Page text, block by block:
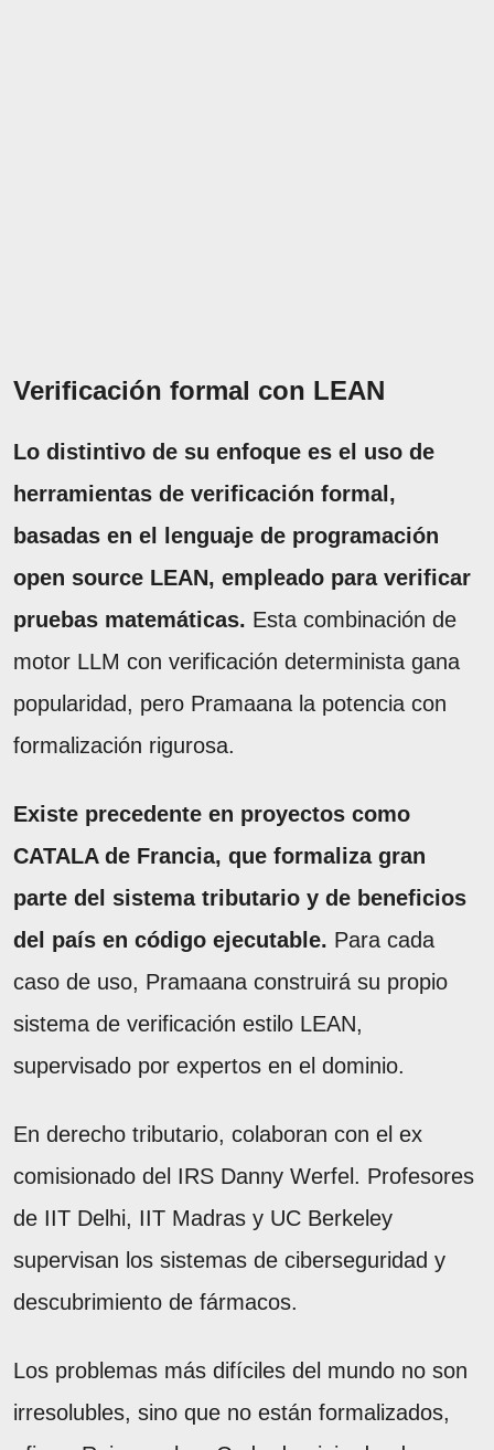
Verificación formal con LEAN
Lo distintivo de su enfoque es el uso de
herramientas de verificación formal,
basadas en el lenguaje de programación
open source LEAN, empleado para verificar
pruebas matemáticas. Esta combinación de
motor LLM con verificación determinista gana
popularidad, pero Pramaana la potencia con
formalización rigurosa.
Existe precedente en proyectos como
CATALA de Francia, que formaliza gran
parte del sistema tributario y de beneficios
del país en código ejecutable. Para cada
caso de uso, Pramaana construirá su propio
sistema de verificación estilo LEAN,
supervisado por expertos en el dominio.
En derecho tributario, colaboran con el ex
comisionado del IRS Danny Werfel. Profesores
de IIT Delhi, IIT Madras y UC Berkeley
supervisan los sistemas de ciberseguridad y
descubrimiento de fármacos.
Los problemas más difíciles del mundo no son
irresolubles, sino que no están formalizados,